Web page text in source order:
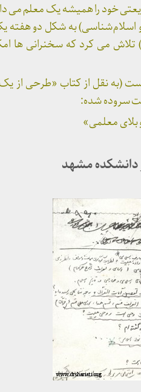
خود را همیشه یک معلم
اسلام‌شناسی) به شکل دو هفته
در طول سال ۵۰ و ۵۱ (تا آبان) تلاش می کرد
(به نقل از کتاب «طرحی از
سروده شده:
بلای معلمی»
دانشکده مشهد